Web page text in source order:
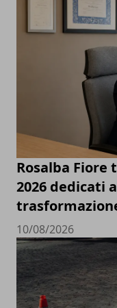
Rosalba Fiore
2026 dedicati
10/08/2026